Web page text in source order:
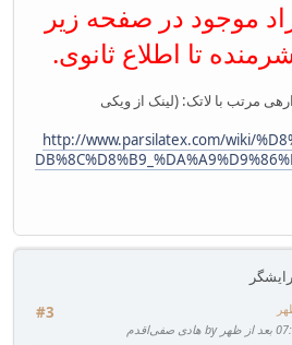
موجود در صفحه زیر
تا اطلاع ثانوی.
مرتب با لاتک: (لینک از ویکی
http://www.parsilatex.com/wiki/
#3